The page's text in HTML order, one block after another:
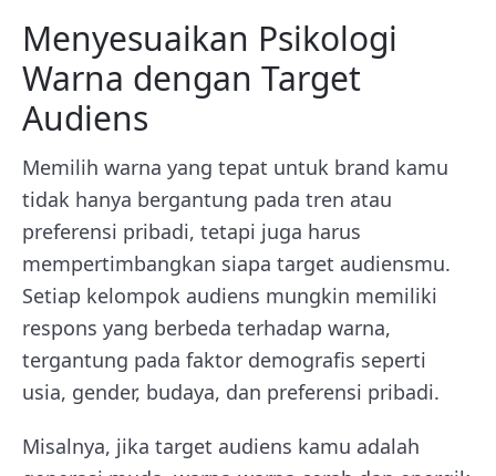
Menyesuaikan Psikologi
Warna dengan Target
Audiens
Memilih warna yang tepat untuk brand kamu
tidak hanya bergantung pada tren atau
preferensi pribadi, tetapi juga harus
mempertimbangkan siapa target audiensmu.
Setiap kelompok audiens mungkin memiliki
respons yang berbeda terhadap warna,
tergantung pada faktor demografis seperti
usia, gender, budaya, dan preferensi pribadi.
Misalnya, jika target audiens kamu adalah